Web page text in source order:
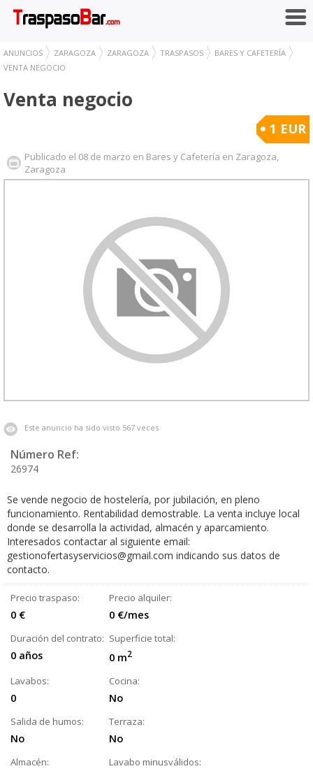
ANUNCIOS ZARAGOZA ZARAGOZA TRASPASOS
BARES Y CAFETERÍA
VENTA NEGOCIO
Venta negocio
1 EUR
Publicado el 08 de marzo en Bares y Cafetería en Zaragoza,
Zaragoza
Este anuncio ha sido visto 567 veces
Número Ref:
26974
Se vende negocio de hostelería, por jubilación, en pleno
funcionamiento. Rentabilidad demostrable. La venta incluye local
donde se desarrolla la actividad, almacén y aparcamiento.
Interesados contactar al siguiente email:
gestionofertasyservicios@gmail.com indicando sus datos de
contacto.
Precio traspaso:
0 €
Precio alquiler:
0 €/mes
Duración del contrato:
0 años
Superficie total:
0 m2
Lavabos:
0
Cocina:
No
Salida de humos:
No
Terraza:
No
Almacén: Lavabo minusválidos: